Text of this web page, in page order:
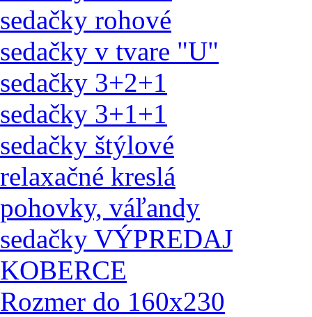
sedačky rohové
sedačky v tvare "U"
sedačky 3+2+1
sedačky 3+1+1
sedačky štýlové
relaxačné kreslá
pohovky, váľandy
sedačky VÝPREDAJ
KOBERCE
Rozmer do 160x230